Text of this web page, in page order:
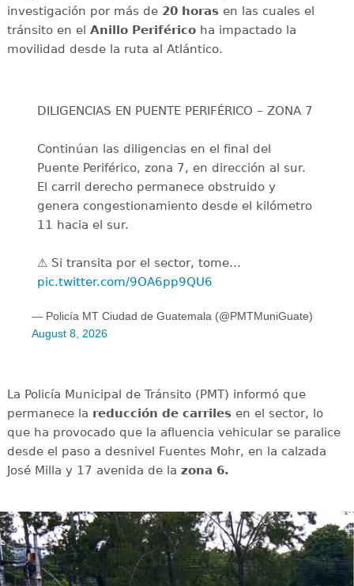
investigación por más de 20 horasen las cuales el
tránsito en el Anillo Periféricoha impactado la
movilidad desde la ruta al Atlántico.
DILIGENCIAS EN PUENTE PERIFÉRICO – ZONA 7
Continúan las diligencias en el final del
Puente Periférico, zona 7, en dirección al sur.
El carril derecho permanece obstruido y
genera congestionamiento desde el kilómetro
11 hacia el sur.
⚠️ Si transita por el sector, tome…
pic.twitter.com/9OA6pp9QU6
— Policía MT Ciudad de Guatemala (@PMTMuniGuate)
August 8, 2026
La Policía Municipal de Tránsito (PMT) informó que
permanece la reducción de carrilesen el sector, lo
que ha provocado que la afluencia vehicular se paralice
desde el paso a desnivel Fuentes Mohr, en la calzada
José Milla y 17 avenida de la zona 6.